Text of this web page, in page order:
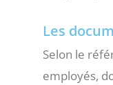
Les
Selon le
employés,